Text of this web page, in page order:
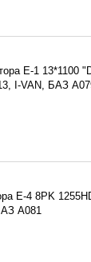
Е-1 13*1100
I-VAN, БАЗ
E-4 8PK
А081